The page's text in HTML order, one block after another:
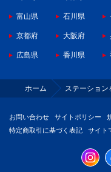
富山県 石川県
京都府 大阪府
広島県 香川県
ホーム ステーション
お問い合わせ サイトポリシー
特定商取引に基づく表記
サイト